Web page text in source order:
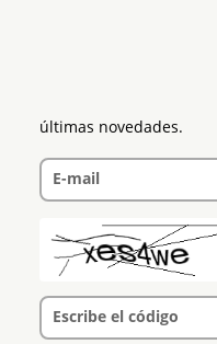
últimas novedades.
E-mail
Escribe el código